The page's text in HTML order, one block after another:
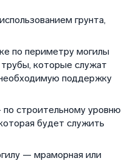
грунта,
по периметру могилы
которые служат
поддержку
строительному уровню
будет служить
— мраморная или